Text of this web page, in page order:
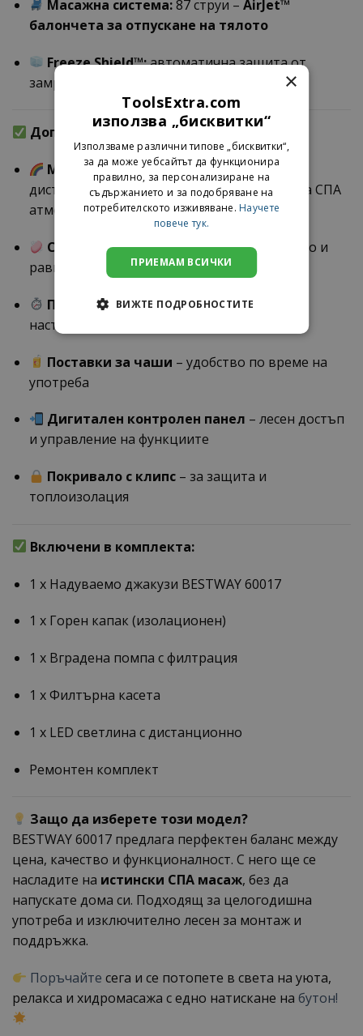
Масажна система:87 струи –AirJet™
балончета за отпускане на тялото
Freeze Shield™:автоматична защита от
замръзване при ниски температури
Допълнителни предимства:
Многоцветно LED осветлениес
дистанционно управление – създава уютна СПА
атмосфера
ChemConnect™ дозаторза автоматично и
равномерно подаване на хлор
Програмен таймер– възможност за
настройка до 40 дни напред
Поставки за чаши – удобство по време на
употреба
Дигитален контролен панел – лесен достъп
и управление на функциите
Покривало с клипс – за защита и
топлоизолация
Включени в комплекта:
1 x Надуваемо джакузи BESTWAY 60017
1 x Горен капак (изолационен)
1 x Вградена помпа с филтрация
1 x Филтърна касета
1 x LED светлина с дистанционно
Ремонтен комплект
Защо да изберете този модел?
BESTWAY 60017 предлага перфектен баланс между
цена, качество и функционалност. С него ще се
насладите на истински СПА масаж, без да
напускате дома си. Подходящ за целогодишна
употреба и изключително лесен за монтаж и
поддръжка.
Поръчайте сега и се потопете в света на уюта,
релакса и хидромасажа с едно натискане на бутон!
×
ToolsExtra.com
използва „бисквитки“
Използваме различни типове „бисквитки“,
за да може уебсайтът да функционира
правилно, за персонализиране на
съдържанието и за подобряване на
потребителското изживяване. Научете
повече тук.
ПРИЕМАМ ВСИЧКИ
ВИЖТЕ ПОДРОБНОСТИТЕ